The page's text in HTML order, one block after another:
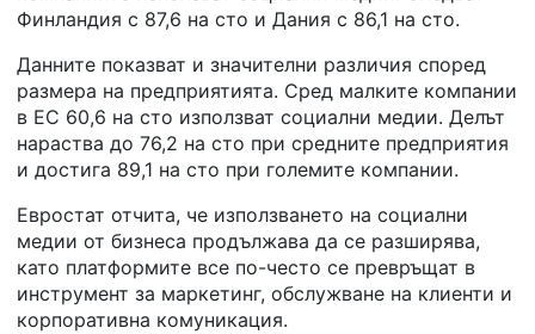
Финландия с 87,6 на сто и Дания с 86,1 на сто.
Данните показват и значителни различия според
размера на предприятията. Сред малките компании
в ЕС 60,6 на сто използват социални медии. Делът
нараства до 76,2 на сто при средните предприятия
и достига 89,1 на сто при големите компании.
Евростат отчита, че използването на социални
медии от бизнеса продължава да се разширява,
като платформите все по-често се превръщат в
инструмент за маркетинг, обслужване на клиенти и
корпоративна комуникация.